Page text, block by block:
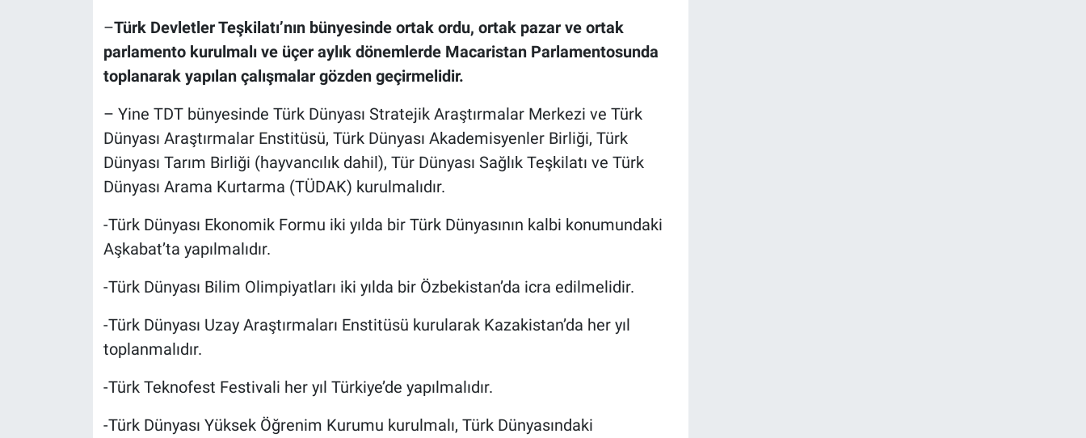
–Türk Devletler Teşkilatı’nın bünyesinde ortak ordu, ortak pazar ve ortak
parlamento kurulmalı ve üçer aylık dönemlerde Macaristan Parlamentosunda
toplanarak yapılan çalışmalar gözden geçirmelidir.
– Yine TDT bünyesinde Türk Dünyası Stratejik Araştırmalar Merkezi ve Türk
Dünyası Araştırmalar Enstitüsü, Türk Dünyası Akademisyenler Birliği, Türk
Dünyası Tarım Birliği (hayvancılık dahil), Tür Dünyası Sağlık Teşkilatı ve Türk
Dünyası Arama Kurtarma (TÜDAK) kurulmalıdır.
-Türk Dünyası Ekonomik Formu iki yılda bir Türk Dünyasının kalbi konumundaki
Aşkabat’ta yapılmalıdır.
-Türk Dünyası Bilim Olimpiyatları iki yılda bir Özbekistan’da icra edilmelidir.
-Türk Dünyası Uzay Araştırmaları Enstitüsü kurularak Kazakistan’da her yıl
toplanmalıdır.
-Türk Teknofest Festivali her yıl Türkiye’de yapılmalıdır.
-Türk Dünyası Yüksek Öğrenim Kurumu kurulmalı, Türk Dünyasındaki